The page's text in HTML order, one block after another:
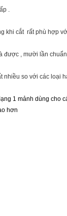
.
khi cắt rất phù hợp
được , mười lần
so với các loại
1 mảnh dùng cho
hơn